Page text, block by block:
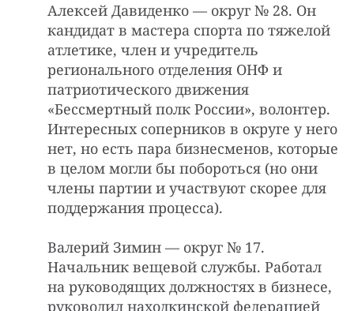
Алексей Давиденко — округ № 28. Он
кандидат в мастера спорта по тяжелой
атлетике, член и учредитель
регионального отделения ОНФ и
патриотического движения
«Бессмертный полк России», волонтер.
Интересных соперников в округе у него
нет, но есть пара бизнесменов, которые
в целом могли бы побороться (но они
члены партии и участвуют скорее для
поддержания процесса).
Валерий Зимин — округ № 17.
Начальник вещевой службы. Работал
на руководящих должностях в бизнесе,
руководил находкинской федерацией